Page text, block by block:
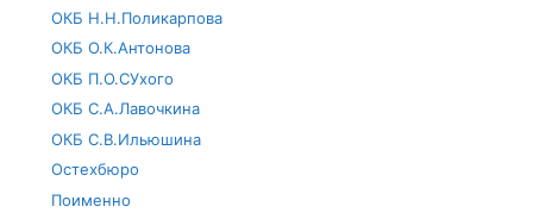
ОКБ Н.Н.Поликарпова
ОКБ О.К.Антонова
ОКБ П.О.СУхого
ОКБ С.А.Лавочкина
ОКБ С.В.Ильюшина
Остехбюро
Поименно